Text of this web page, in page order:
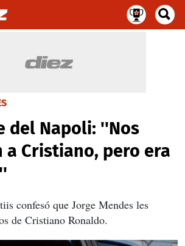
del Napoli: ''Nos
a Cristiano, pero era
confesó que Jorge Mendes les
de Cristiano Ronaldo.